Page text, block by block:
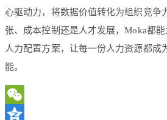
心驱动力，将数据价值转化为组织竞争
张、成本控制还是人才发展，Moka都
人力配置方案，让每一份人力资源都成
能。
WeChat